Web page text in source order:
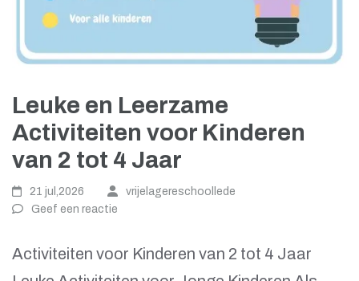
Leuke en Leerzame
Activiteiten voor Kinderen
van 2 tot 4 Jaar
21 jul,2026
vrijelagereschoollede
Geef een reactie
Activiteiten voor Kinderen van 2 tot 4 Jaar